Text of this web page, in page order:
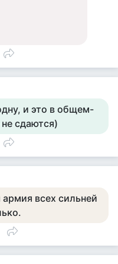
и это в общем-
сдаются)
всех сильней